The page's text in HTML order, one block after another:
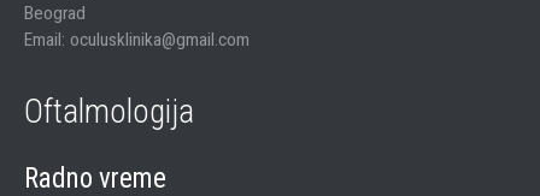
Beograd
Email: oculusklinika@gmail.com
Oftalmologija
Radno vreme